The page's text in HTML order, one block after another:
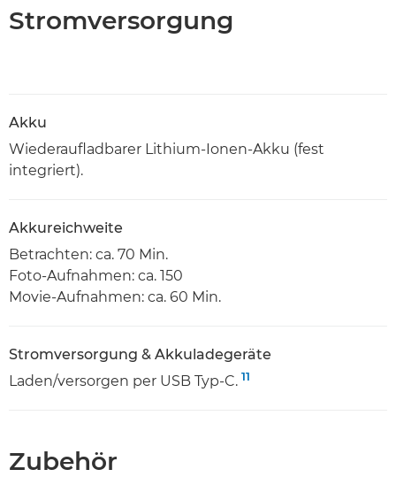
Stromversorgung
Akku
Wiederaufladbarer Lithium-Ionen-Akku (fest
integriert).
Akkureichweite
Betrachten: ca. 70 Min.
Foto-Aufnahmen: ca. 150
Movie-Aufnahmen: ca. 60 Min.
Stromversorgung & Akkuladegeräte
Laden/versorgen per USB Typ-C. 11
Zubehör